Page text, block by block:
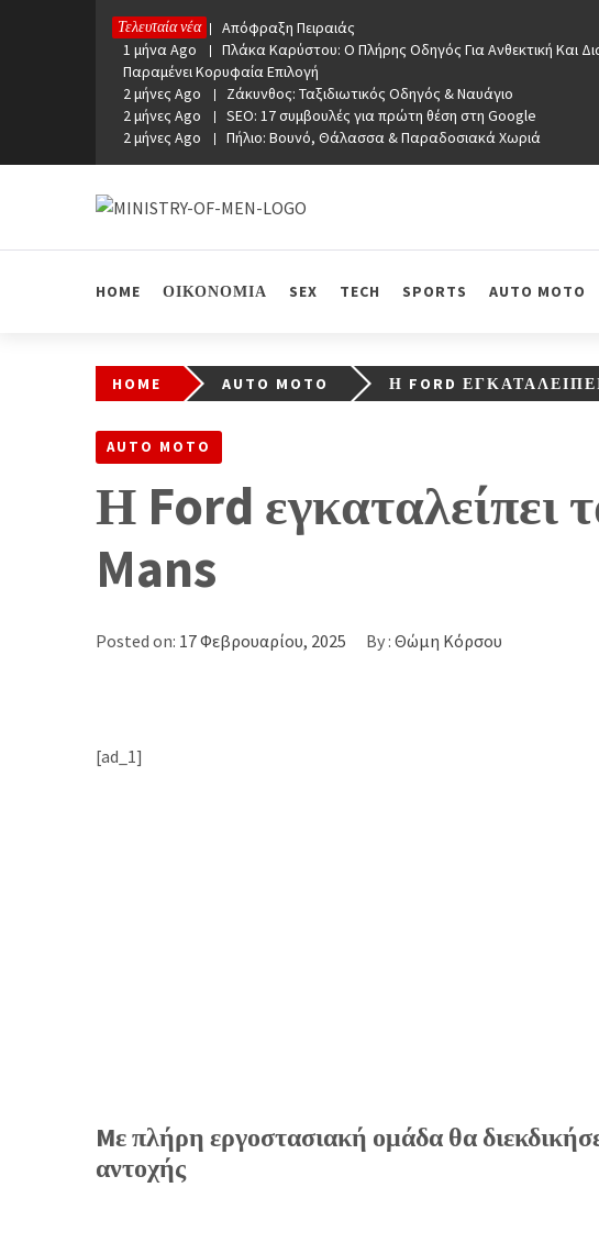
Τελευταία νέα
1 μήνα Ago
Απόφραξη Πειραιάς
1 μήνα Ago
Πλάκα Καρύστου: Ο Πλήρης Οδηγός Για Ανθεκτική Και
Παραμένει Κορυφαία Επιλογή
2 μήνες Ago
Ζάκυνθος: Ταξιδιωτικός Οδηγός & Ναυάγιο
2 μήνες Ago
SEO: 17 συμβουλές για πρώτη θέση στη Google
2 μήνες Ago
Πήλιο: Βουνό, Θάλασσα & Παραδοσιακά Χωριά
Ministry Of Men
HOME ΟΙΚΟΝΟΜΙΑ SEX TECH SPORTS AUTO MOTO
HOME AUTO MOTO Η FORD
AUTO MOTO
Η Ford εγκαταλείπει
Mans
Posted on: 17 Φεβρουαρίου, 2025 By : Θώμη Κόρσου
[ad_1]
Mε πλήρη εργοστασιακή ομάδα θα
αντοχής